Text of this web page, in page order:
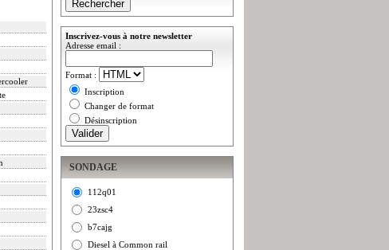
Inscrivez-vous à notre newsletter
Adresse email :
Format :
Inscription
Changer de format
Désinscription
SONDAGE
112q01
23zsc4
b7cajg
Diesel à Common rail